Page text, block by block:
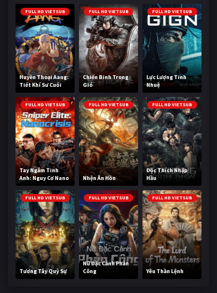
FULL HD VIETSUB
Huyền Thoại Aang:
Tiết Khí Sư Cuối
Cùng
FULL HD VIETSUB
Chiến Binh Trong
Gió
FULL HD VIETSUB
Lực Lượng Tinh
Nhuệ
FULL HD VIETSUB
Tay Ngắm Tinh
Anh: Nguy Cơ Nano
FULL HD VIETSUB
Nhện Ăn Hồn
FULL HD VIETSUB
Độc Thích Nhập
Hầu
FULL HD VIETSUB
Tương Tây Quỷ Sự
FULL HD VIETSUB
Nữ Đặc Cảnh Phản
Công
FULL HD VIETSUB
Yêu Thần Lệnh